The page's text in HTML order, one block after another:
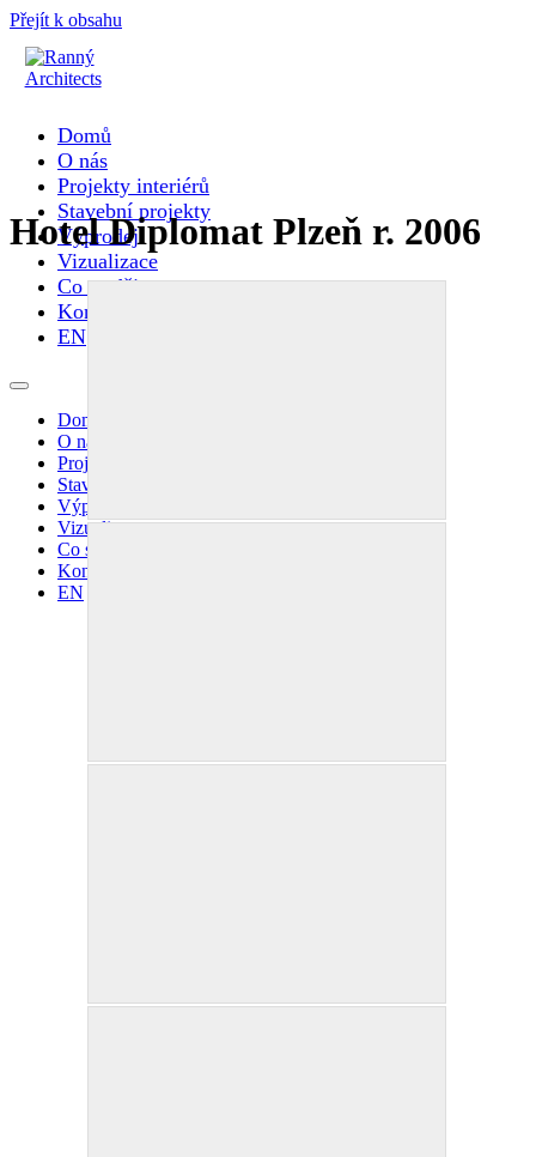
Přejít k obsahu
Domů
O nás
Projekty interiérů
Stavební projekty
Výprodej
Vizualizace
Co se děje
Kontakty
EN
Domů
O nás
Projekty interiérů
Stavební projekty
Výprodej
Vizualizace
Co se děje
Kontakty
EN
Hotel Diplomat Plzeň r. 2006